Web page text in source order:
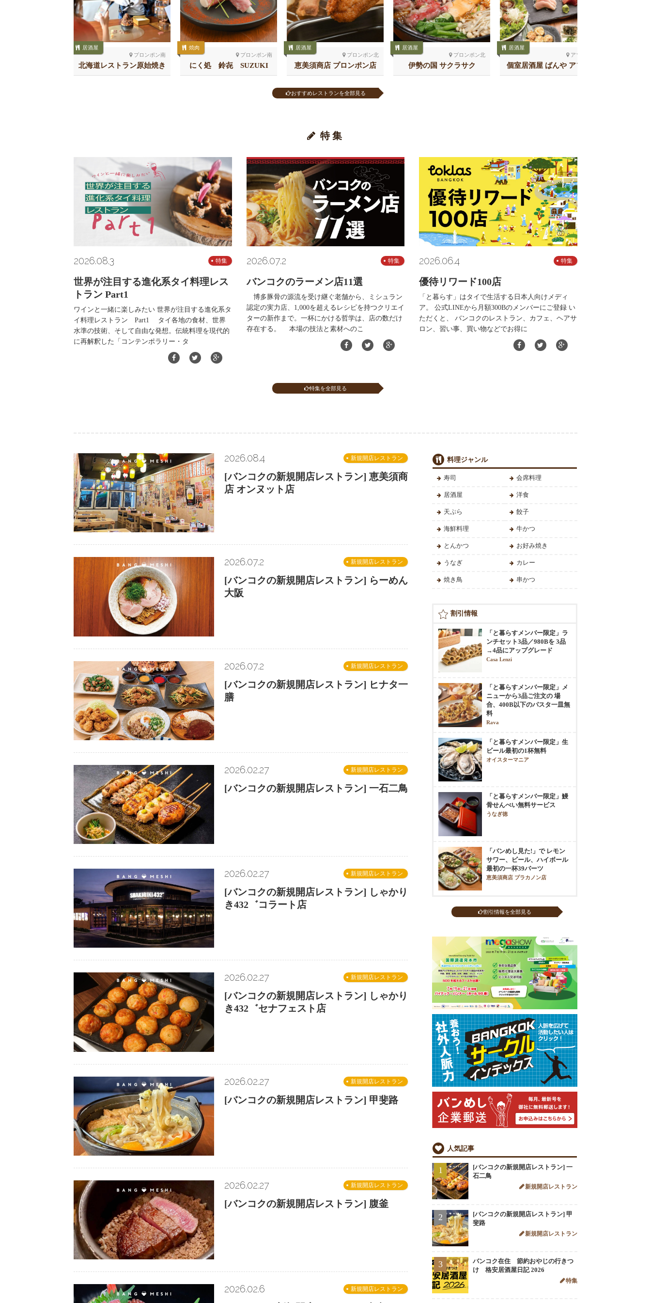
プロンポン南
居酒屋
北海道レストラン原始焼き
スクンビット26
プロンポン南
焼肉
にく処 鈴㐂 SUZUKI
プロンポン北
居酒屋
恵美須商店 プロンポン店
プロンポン北
居酒屋
伊勢の国 サクラサク
アソーク
居酒屋
個室居酒屋 ばんや アソー
ク
おすすめレストランを全部見る
特集
2026.08.3 特集
世界が注目する進化系タイ料理レス
トラン Part1
ワインと一緒に楽しみたい 世界が注目する進化系タ
イ料理レストラン Part1 タイ各地の食材、世界
水準の技術、そして自由な発想。伝統料理を現代的
に再解釈した「コンテンポラリー・タ
2026.07.2 特集
バンコクのラーメン店11選
博多豚骨の源流を受け継ぐ老舗から、ミシュラン
認定の実力店、1,000を超えるレシピを持つクリエイ
ターの新作まで。一杯にかける哲学は、店の数だけ
存在する。 本場の技法と素材へのこ
2026.06.4 特集
優待リワード100店
「と暮らす」はタイで生活する日本人向けメディ
ア。 公式LINEから月額300Bのメンバーにご登録 い
ただくと、 バンコクのレストラン、カフェ、ヘアサ
ロン、習い事、買い物などでお得に
特集を全部見る
料理ジャンル
寿司 会席料理
居酒屋 洋食
天ぷら 餃子
海鮮料理 牛かつ
とんかつ お好み焼き
うなぎ カレー
焼き鳥 串かつ
割引情報
「と暮らすメンバー限定」ラ
ンチセット3品／980Bを 3品
→4品にアップグレード
Casa Lenzi
「と暮らすメンバー限定」メ
ニューから3品ご注文の 場
合、400B以下のパスタ一皿無
料
Rava
「と暮らすメンバー限定」生
ビール最初の1杯無料
オイスターマニア
「と暮らすメンバー限定」鰻
骨せんべい無料サービス
うなぎ徳
「バンめし見た!」で レモン
サワー、ビール、ハイボール
最初の一杯39バーツ
恵美須商店 プラカノン店
割引情報を全部見る
新規開店レストラン
2026.08.4
[バンコクの新規開店レストラン] 恵美須商
店 オンヌット店
新規開店レストラン
2026.07.2
[バンコクの新規開店レストラン] らーめん
大阪
新規開店レストラン
2026.07.2
[バンコクの新規開店レストラン] ヒナタ一
膳
新規開店レストラン
2026.02.27
[バンコクの新規開店レストラン] 一石二鳥
新規開店レストラン
2026.02.27
[バンコクの新規開店レストラン] しゃかり
き432゛コラート店
新規開店レストラン
2026.02.27
[バンコクの新規開店レストラン] しゃかり
き432゛セナフェスト店
新規開店レストラン
2026.02.27
[バンコクの新規開店レストラン] 甲斐路
新規開店レストラン
2026.02.27
[バンコクの新規開店レストラン] 腹釜
新規開店レストラン
2026.02.6
人気記事
1
[バンコクの新規開店レストラン] 一
石二鳥
新規開店レストラン
2
[バンコクの新規開店レストラン] 甲
斐路
新規開店レストラン
3
バンコク在住 節約おやじの行きつ
け 格安居酒屋日記 2026
特集